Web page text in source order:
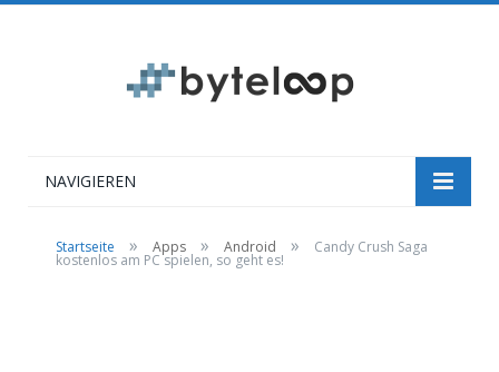
NAVIGIEREN
Startseite » Apps » Android » Candy Crush Saga
kostenlos am PC spielen, so geht es!